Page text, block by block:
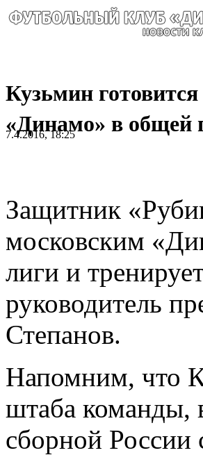
Кузьмин готовится
«Динамо» в общей
7.4.2016, 18:25
Защитник
московским
лиги и
руководитель
Степанов.
Напомним, что
штаба команды,
сборной